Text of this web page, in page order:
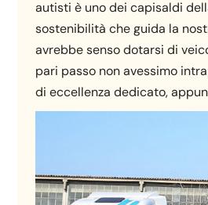
autisti è uno dei capisaldi
sostenibilità che guida la
avrebbe senso dotarsi di
pari passo non avessimo
di eccellenza dedicato,